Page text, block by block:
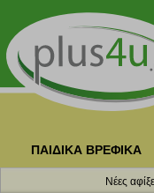
ΠΑΙΔΙΚΑ ΒΡΕΦΙΚΑ
Νέες